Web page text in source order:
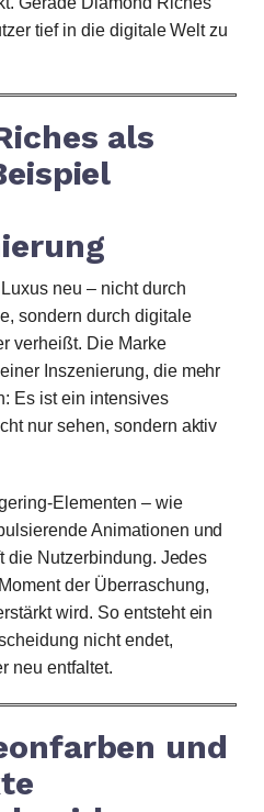
tief in die digitale Welt zu
als
neu – nicht durch
sondern durch digitale
verheißt. Die Marke
Inszenierung, die mehr
Es ist ein intensives
nur sehen, sondern aktiv
Elementen – wie
Animationen und
die Nutzerbindung. Jedes
der Überraschung,
wird. So entsteht ein
nicht endet,
neu entfaltet.
und